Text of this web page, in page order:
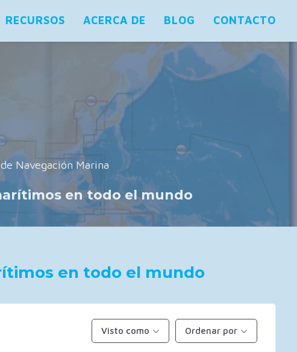
RECURSOS ACERCA DE BLOG CONTACTO
de Navegación Marina
en todo el mundo
en todo el mundo
Visto como Ordenar por